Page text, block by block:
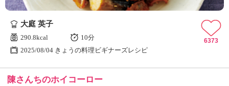
大庭 英子
290.8kcal
10分
2025/08/04 きょうの料理ビギナーズレシピ
6373
陳さんちのホイコーロー